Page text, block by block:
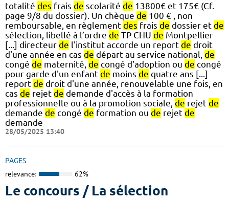
totalité des frais de scolarité de 13800€ et 175€ (Cf.
page 9/8 du dossier). Un chèque de 100 € , non
remboursable, en règlement des frais de dossier et de
sélection, libellé à l’ordre de TP CHU de Montpellier
[...] directeur de l'institut accorde un report de droit
d'une année en cas de départ au service national, de
congé de maternité, de congé d'adoption ou de congé
pour garde d'un enfant de moins de quatre ans [...]
report de droit d'une année, renouvelable une fois, en
cas de rejet de demande d'accès à la formation
professionnelle ou à la promotion sociale, de rejet de
demande de congé de formation ou de rejet de
demande
28/05/2025 13:40
PAGES
relevance: 62%
Le concours / La sélection